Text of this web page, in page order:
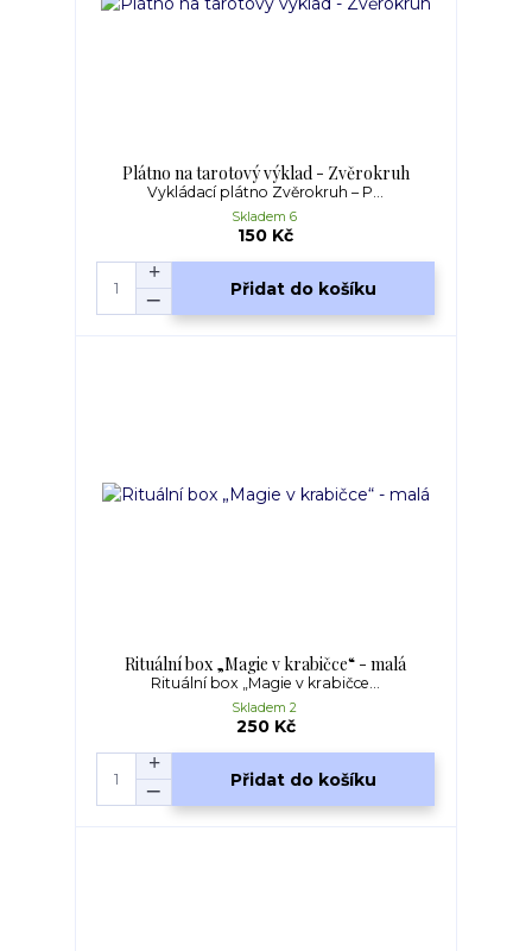
Plátno na tarotový výklad - Zvěrokruh
Vykládací plátno Zvěrokruh – P...
150 Kč
Skladem 6
Přidat do košíku
Rituální box „Magie v krabičce“ - malá
Rituální box „Magie v krabičce...
250 Kč
Skladem 2
Přidat do košíku